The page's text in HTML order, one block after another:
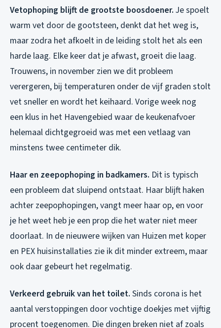
Vetophoping blijft de grootste boosdoener. Je spoelt
warm vet door de gootsteen, denkt dat het weg is,
maar zodra het afkoelt in de leiding stolt het als een
harde laag. Elke keer dat je afwast, groeit die laag.
Trouwens, in november zien we dit probleem
verergeren, bij temperaturen onder de vijf graden stolt
vet sneller en wordt het keihaard. Vorige week nog
een klus in het Havengebied waar de keukenafvoer
helemaal dichtgegroeid was met een vetlaag van
minstens twee centimeter dik.
Haar en zeepophoping in badkamers. Dit is typisch
een probleem dat sluipend ontstaat. Haar blijft haken
achter zeepophopingen, vangt meer haar op, en voor
je het weet heb je een prop die het water niet meer
doorlaat. In de nieuwere wijken van Huizen met koper
en PEX huisinstallaties zie ik dit minder extreem, maar
ook daar gebeurt het regelmatig.
Verkeerd gebruik van het toilet. Sinds corona is het
aantal verstoppingen door vochtige doekjes met vijftig
procent toegenomen. Die dingen breken niet af zoals